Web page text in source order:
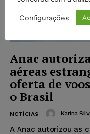
Anac
aéreas
oferta de
o Brasil
NOTÍCIAS Karina
A Anac autorizou as
Configurações